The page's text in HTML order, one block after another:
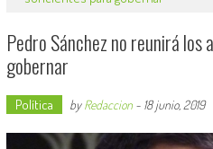
Pedro Sánchez no reunirá los
gobernar
Política byRedaccion- 18 junio, 2019